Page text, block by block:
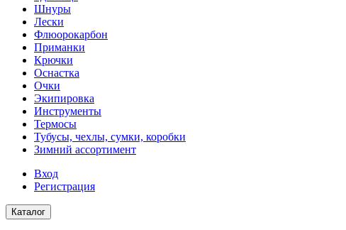
Шнуры
Лески
Флюорокарбон
Приманки
Крючки
Оснастка
Очки
Экипировка
Инструменты
Термосы
Тубусы, чехлы, сумки, коробки
Зимний ассортимент
Вход
Регистрация
Каталог